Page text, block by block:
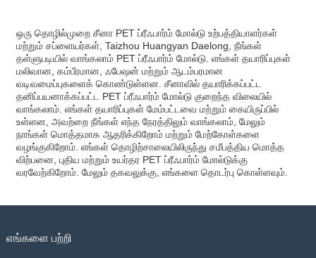
ஒரு தொழில்முறை சீனா PET ப்ரீஃபார்ம் மோல்டு உற்பத்தியாளர்கள்
மற்றும் சப்ளையர்கள், Taizhou Huangyan Daelong, நீங்கள்
தள்ளுபடியில் வாங்கலாம் PET ப்ரீஃபார்ம் மோல்டு. எங்கள் தயாரிப்புகள்
மலிவான, கம்பீரமான, ஃபேஷன் மற்றும் ஆடம்பரமான
வடிவமைப்புகளைக் கொண்டுள்ளன. சீனாவில் தயாரிக்கப்பட்ட
தனிப்பயனாக்கப்பட்ட PET ப்ரீஃபார்ம் மோல்டு குறைந்த விலையில்
வாங்கலாம். எங்கள் தயாரிப்புகள் மேம்பட்டவை மற்றும் கையிருப்பில்
உள்ளன, அவற்றை நீங்கள் எந்த நேரத்திலும் வாங்கலாம், மேலும்
நாங்கள் மொத்தமாக ஆதரிக்கிறோம் மற்றும் மேற்கோள்களை
வழங்குகிறோம். எங்கள் தொழிற்சாலையிலிருந்து சமீபத்திய மொத்த
விற்பனை, புதிய மற்றும் உயர்தர PET ப்ரீஃபார்ம் மோல்டுக்கு
வரவேற்கிறோம். மேலும் தகவலுக்கு, எங்களை தொடர்பு கொள்ளவும்.
எங்களை பற்றி